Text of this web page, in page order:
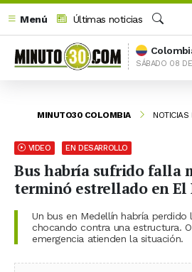
Menú
Últimas noticias
Buscar
SÁBADO 08
MINUTO30 COLOMBIA NOTICIAS
VIDEO EN DESARROLLO
Bus habría sufrido falla
terminó estrellado en El
Un bus en Medellín habría
chocando contra una estructura.
emergencia atienden la situación.